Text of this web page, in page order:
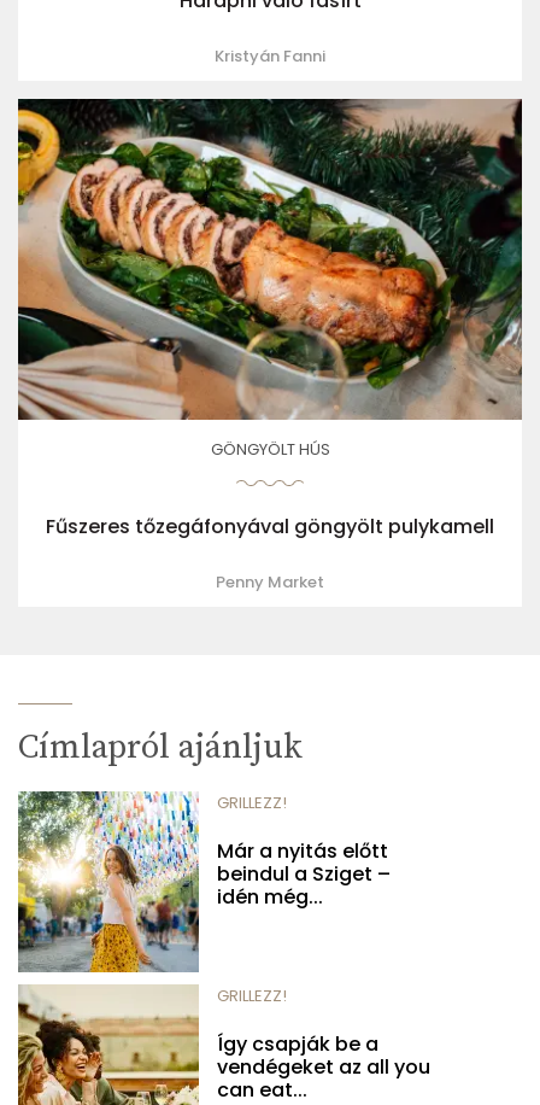
Kristyán Fanni
GÖNGYÖLT HÚS
Fűszeres tőzegáfonyával göngyölt pulykamell
Penny Market
Címlapról ajánljuk
GRILLEZZ!
Már a nyitás előtt
beindul a Sziget –
idén még...
GRILLEZZ!
Így csapják be a
vendégeket az all you
can eat...